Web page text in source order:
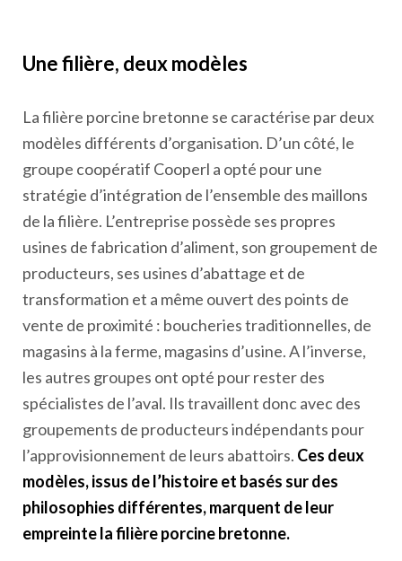
Une filière, deux modèles
La filière porcine bretonne se caractérise par deux
modèles différents d’organisation. D’un côté, le
groupe coopératif Cooperl a opté pour une
stratégie d’intégration de l’ensemble des maillons
de la filière. L’entreprise possède ses propres
usines de fabrication d’aliment, son groupement de
producteurs, ses usines d’abattage et de
transformation et a même ouvert des points de
vente de proximité : boucheries traditionnelles, de
magasins à la ferme, magasins d’usine. A l’inverse,
les autres groupes ont opté pour rester des
spécialistes de l’aval. Ils travaillent donc avec des
groupements de producteurs indépendants pour
l’approvisionnement de leurs abattoirs. Ces deux
modèles, issus de l’histoire et basés sur des
philosophies différentes, marquent de leur
empreinte la filière porcine bretonne.